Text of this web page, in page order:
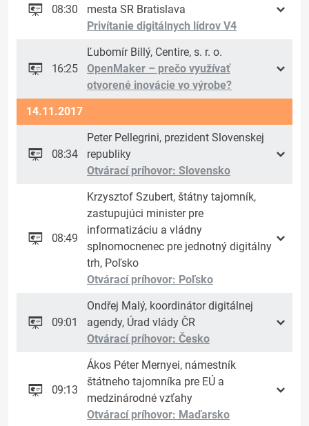
08:30
mesta SR Bratislava
Privítanie digitálnych lídrov V4
16:25
Ľubomír Billý, Centire, s. r. o.
OpenMaker – prečo využívať
otvorené inovácie vo výrobe?
14.11.2017
08:34
Peter Pellegrini, prezident Slovenskej
republiky
Otvárací príhovor: Slovensko
08:49
Krzysztof Szubert, štátny tajomník,
zastupujúci minister pre
informatizáciu a vládny
splnomocnenec pre jednotný digitálny
trh, Poľsko
Otvárací príhovor: Poľsko
09:01
Ondřej Malý, koordinátor digitálnej
agendy, Úrad vlády ČR
Otvárací príhovor: Česko
09:13
Ákos Péter Mernyei, námestník
štátneho tajomníka pre EÚ a
medzinárodné vzťahy
Otvárací príhovor: Maďarsko